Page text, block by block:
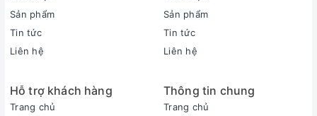
Sản phẩm
Tin tức
Liên hệ
Sản phẩm
Tin tức
Liên hệ
Hỗ trợ khách hàng
Trang chủ
Thông tin chung
Trang chủ